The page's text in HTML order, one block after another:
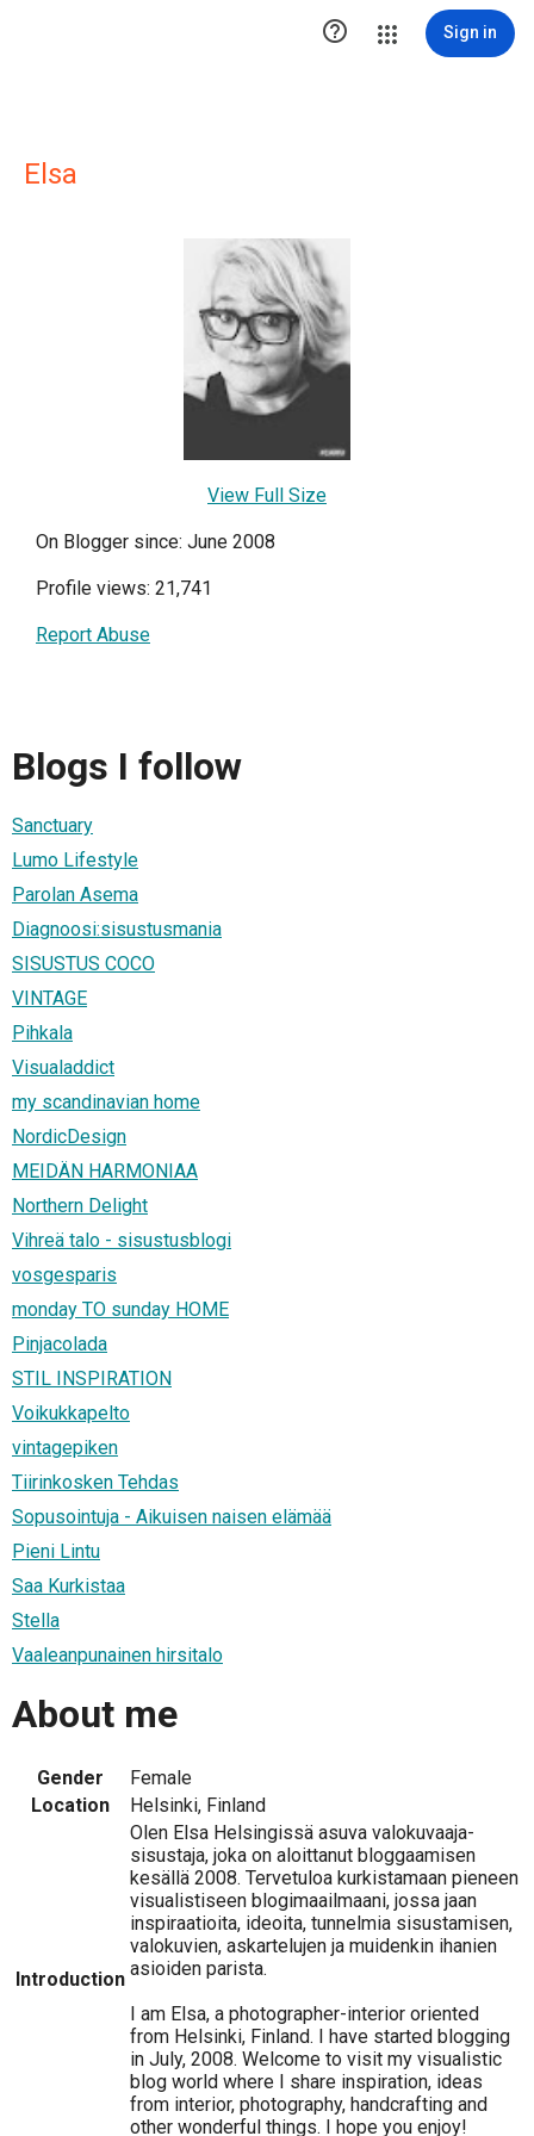
 Sign in
Elsa
View Full Size
On Blogger since: June 2008
Profile views: 21,741
Report Abuse
Blogs I follow
Sanctuary
Lumo Lifestyle
Parolan Asema
Diagnoosi:sisustusmania
SISUSTUS COCO
VINTAGE
Pihkala
Visualaddict
my scandinavian home
NordicDesign
MEIDÄN HARMONIAA
Northern Delight
Vihreä talo - sisustusblogi
vosgesparis
monday TO sunday HOME
Pinjacolada
STIL INSPIRATION
Voikukkapelto
vintagepiken
Tiirinkosken Tehdas
Sopusointuja - Aikuisen naisen elämää
Pieni Lintu
Saa Kurkistaa
Stella
Vaaleanpunainen hirsitalo
About me
Gender
Female
Location
Helsinki, Finland
Introduction
Olen Elsa Helsingissä asuva valokuvaaja-
sisustaja, joka on aloittanut bloggaamisen
kesällä 2008. Tervetuloa kurkistamaan pieneen
visualistiseen blogimaailmaani, jossa jaan
inspiraatioita, ideoita, tunnelmia sisustamisen,
valokuvien, askartelujen ja muidenkin ihanien
asioiden parista.
I am Elsa, a photographer-interior oriented
from Helsinki, Finland. I have started blogging
in July, 2008. Welcome to visit my visualistic
blog world where I share inspiration, ideas
from interior, photography, handcrafting and
other wonderful things. I hope you enjoy!